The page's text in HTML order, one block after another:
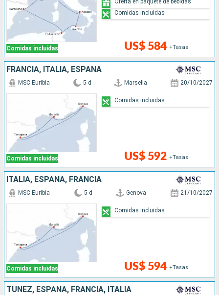
Comidas incluidas US$ 584 +Tasas
Oferta en paquete de bebidas
Comidas incluidas
FRANCIA, ITALIA, ESPAÑA
Comidas incluidas
MSC Euribia 5 d Marsella 20/10/2027
US$ 592 +Tasas
Comidas incluidas
ITALIA, ESPAÑA, FRANCIA
Comidas incluidas
MSC Euribia 5 d Genova 21/10/2027
US$ 594 +Tasas
Comidas incluidas
TÚNEZ, ESPAÑA, FRANCIA, ITALIA